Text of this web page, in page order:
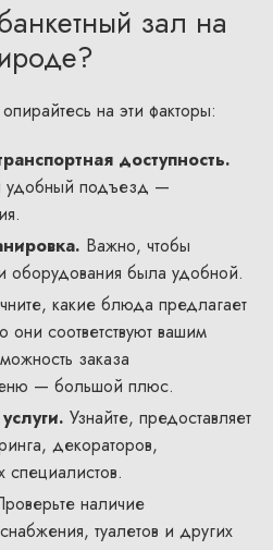
зал на
на эти факторы:
доступность.
удобный подъезд —
Важно, чтобы
оборудования была удобной.
какие блюда предлагает
они соответствуют вашим
заказа
— большой плюс.
Узнайте, предоставляет
декораторов,
специалистов.
наличие
туалетов и других